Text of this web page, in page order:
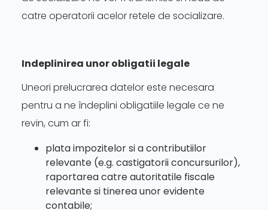
catre operatorii acelor retele de socializare.
Indeplinirea unor obligatii legale
Uneori prelucrarea datelor este necesara
pentru a ne îndeplini obligatiile legale ce ne
revin, cum ar fi:
plata impozitelor si a contributiilor
relevante (e.g. castigatorii concursurilor),
raportarea catre autoritatile fiscale
relevante si tinerea unor evidente
contabile;